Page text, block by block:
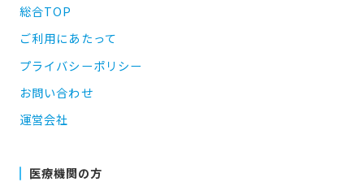
総合TOP
ご利用にあたって
プライバシーポリシー
お問い合わせ
運営会社
医療機関の方